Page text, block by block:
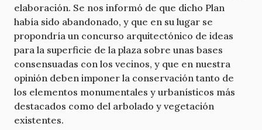
elaboración. Se nos informó de que dicho Plan
había sido abandonado, y que en su lugar se
propondría un concurso arquitectónico de ideas
para la superficie de la plaza sobre unas bases
consensuadas con los vecinos, y que en nuestra
opinión deben imponer la conservación tanto de
los elementos monumentales y urbanísticos más
destacados como del arbolado y vegetación
existentes.